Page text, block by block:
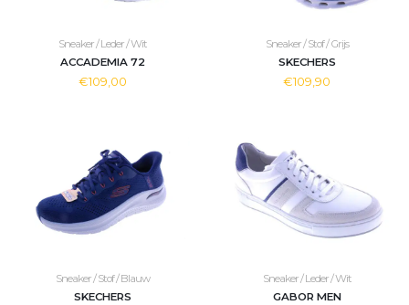
Sneaker / Leder / Wit
ACCADEMIA 72
€109,00
Sneaker / Stof / Grijs
SKECHERS
€109,90
Sneaker / Stof / Blauw
SKECHERS
Sneaker / Leder / Wit
GABOR MEN